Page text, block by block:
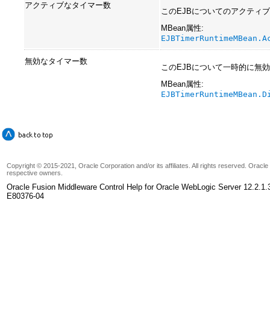
アクティブなタイマー数
このEJBについてのアクティ
MBean属性:
無効なタイマー数
このEJBについて一時的に無
MBean属性:
Copyright © 2015-2021, Oracle Corporation and/or its affiliates. All rights reserved.
respective owners.
Oracle Fusion Middleware Control Help for Oracle WebLogic Server
E80376-04